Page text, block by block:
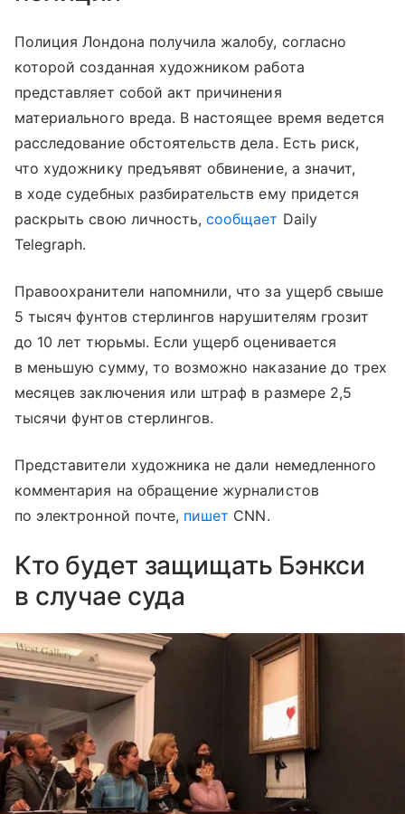
Полиция Лондона получила жалобу, согласно
которой созданная художником работа
представляет собой акт причинения
материального вреда. В настоящее время ведется
расследование обстоятельств дела. Есть риск,
что художнику предъявят обвинение, а значит,
в ходе судебных разбирательств ему придется
раскрыть свою личность, сообщает Daily
Telegraph.
Правоохранители напомнили, что за ущерб свыше
5 тысяч фунтов стерлингов нарушителям грозит
до 10 лет тюрьмы. Если ущерб оценивается
в меньшую сумму, то возможно наказание до трех
месяцев заключения или штраф в размере 2,5
тысячи фунтов стерлингов.
Представители художника не дали немедленного
комментария на обращение журналистов
по электронной почте, пишет CNN.
Кто будет защищать Бэнкси
в случае суда